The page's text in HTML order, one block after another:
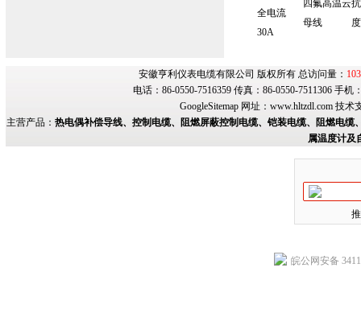
全电流
30A
四氟高温云
母线
安徽亨利仪表电缆有限公司 版权所有 总访问量：
电话：86-0550-7516359 传真：86-0550-7511306 手
GoogleSitemap网址： www.hltzdl.com技术
主营产品： 热电偶补偿导线、控制电缆、阻燃屏蔽控制电缆、铠装电缆、阻燃电
属温度计及
皖公网安备